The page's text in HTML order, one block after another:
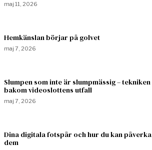
maj 11, 2026
Hemkänslan börjar på golvet
maj 7, 2026
Slumpen som inte är slumpmässig – tekniken
bakom videoslottens utfall
maj 7, 2026
Dina digitala fotspår och hur du kan påverka
dem